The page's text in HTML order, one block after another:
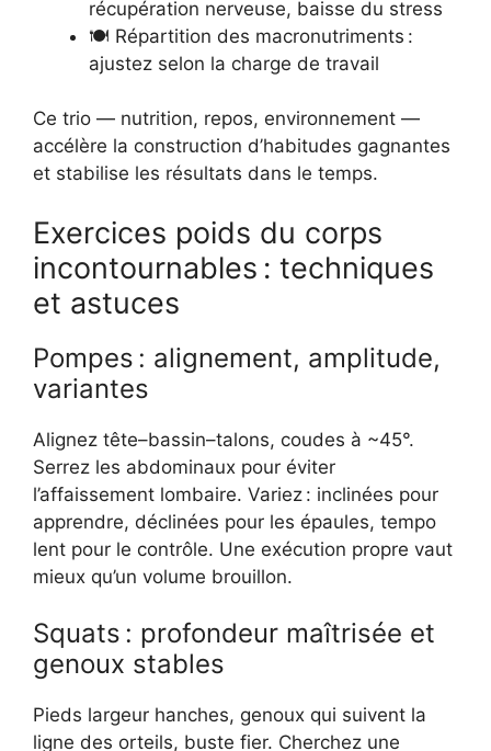
récupération nerveuse, baisse du stress
🍽️ Répartition des macronutriments :
ajustez selon la charge de travail
Ce trio — nutrition, repos, environnement —
accélère la construction d’habitudes gagnantes
et stabilise les résultats dans le temps.
Exercices poids du corps
incontournables : techniques
et astuces
Pompes : alignement, amplitude,
variantes
Alignez tête–bassin–talons, coudes à ~45°.
Serrez les abdominaux pour éviter
l’affaissement lombaire. Variez : inclinées pour
apprendre, déclinées pour les épaules, tempo
lent pour le contrôle. Une exécution propre vaut
mieux qu’un volume brouillon.
Squats : profondeur maîtrisée et
genoux stables
Pieds largeur hanches, genoux qui suivent la
ligne des orteils, buste fier. Cherchez une